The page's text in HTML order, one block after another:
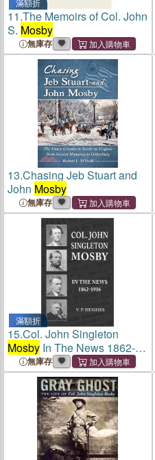
滿額折
11.The Memoirs of Col. John
S. Mosby
無庫存
13.Chasing Jeb Stuart and
John Mosby
無庫存
滿額折
15.Col. John Singleton
Mosby In The News 1862-
1916無庫存